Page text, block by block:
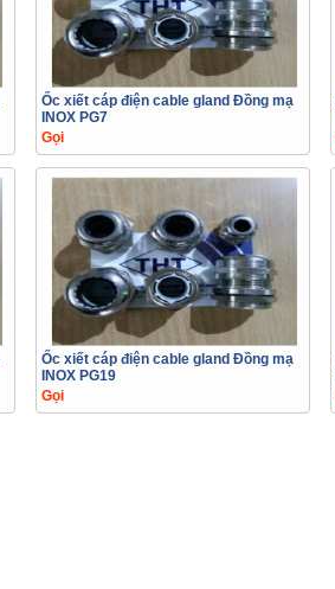
Ốc xiết cáp điện cable gland Đồng mạ
INOX PG7
Gọi
Ốc xiết cáp điện cable gland Đồng mạ
INOX PG19
Gọi